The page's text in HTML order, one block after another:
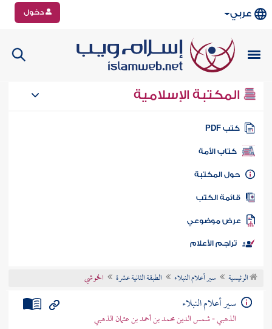
عربي دخول
المكتبة الإسلامية
كتب PDF
كتاب الأمة
المكتبة
الكتب
موضوعي
تراجم الأعلام
الرئيسية سير أعلام النبلاء الطبقة الثانية عشرة الخوشي
سير أعلام النبلاء
الذهبي - شمس الدين محمد بن أحمد بن عثمان الذهبي